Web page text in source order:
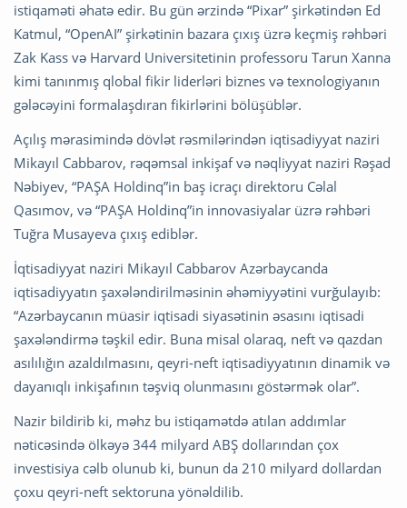
istiqaməti əhatə edir. Bu gün ərzində “Pixar” şirkətindən Ed
Katmul, “OpenAI” şirkətinin bazara çıxış üzrə keçmiş rəhbəri
Zak Kass və Harvard Universitetinin professoru Tarun Xanna
kimi tanınmış qlobal fikir liderləri biznes və texnologiyanın
gələcəyini formalaşdıran fikirlərini bölüşüblər.
Açılış mərasimində dövlət rəsmilərindən iqtisadiyyat naziri
Mikayıl Cabbarov, rəqəmsal inkişaf və nəqliyyat naziri Rəşad
Nəbiyev, “PAŞA Holdinq”in baş icraçı direktoru Cəlal
Qasımov, və “PAŞA Holdinq”in innovasiyalar üzrə rəhbəri
Tuğra Musayeva çıxış ediblər.
İqtisadiyyat naziri Mikayıl Cabbarov Azərbaycanda
iqtisadiyyatın şaxələndirilməsinin əhəmiyyətini vurğulayıb:
“Azərbaycanın müasir iqtisadi siyasətinin əsasını iqtisadi
şaxələndirmə təşkil edir. Buna misal olaraq, neft və qazdan
asılılığın azaldılmasını, qeyri-neft iqtisadiyyatının dinamik və
dayanıqlı inkişafının təşviq olunmasını göstərmək olar”.
Nazir bildirib ki, məhz bu istiqamətdə atılan addımlar
nəticəsində ölkəyə 344 milyard ABŞ dollarından çox
investisiya cəlb olunub ki, bunun da 210 milyard dollardan
çoxu qeyri-neft sektoruna yönəldilib.